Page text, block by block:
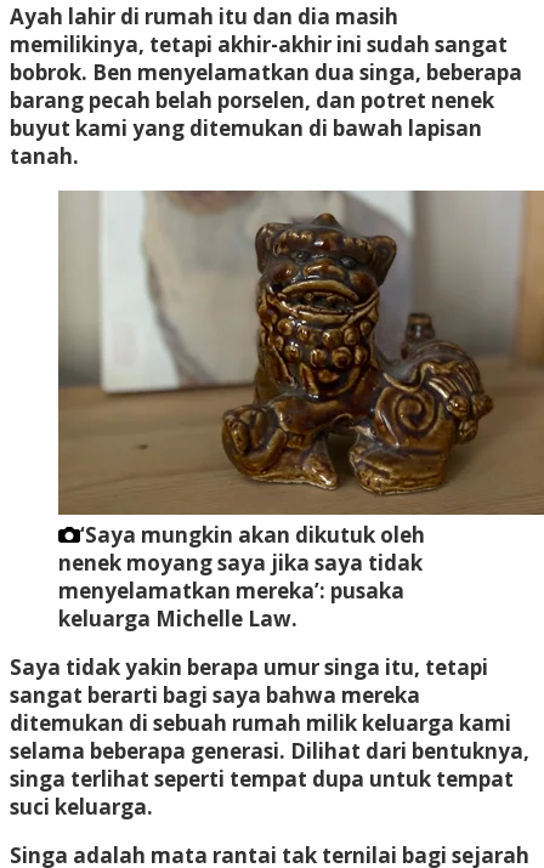
Ayah lahir di rumah itu dan dia masih
memilikinya, tetapi akhir-akhir ini sudah sangat
bobrok. Ben menyelamatkan dua singa, beberapa
barang pecah belah porselen, dan potret nenek
buyut kami yang ditemukan di bawah lapisan
tanah.
‘Saya mungkin akan dikutuk oleh
nenek moyang saya jika saya tidak
menyelamatkan mereka’: pusaka
keluarga Michelle Law.
Saya tidak yakin berapa umur singa itu, tetapi
sangat berarti bagi saya bahwa mereka
ditemukan di sebuah rumah milik keluarga kami
selama beberapa generasi. Dilihat dari bentuknya,
singa terlihat seperti tempat dupa untuk tempat
suci keluarga.
Singa adalah mata rantai tak ternilai bagi sejarah